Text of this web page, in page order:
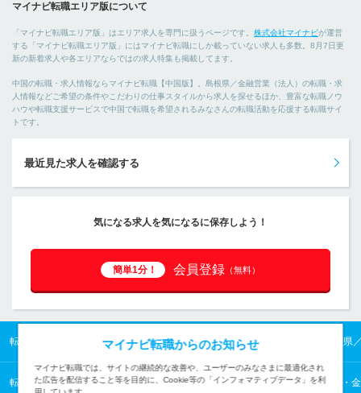
マイナビ転職エリア版について
「マイナビ転職エリア版」はエリア求人を専門に扱うページです。 株式会社マイナビが運営
する「マイナビ転職エリア版」にはマイナビ転職にしか載っていない求人も多数。8月7日更
新の新着求人や各エリアならではの求人特集も掲載してます。
中国の転職・求人情報ならマイナビ転職【中国版】。島根県／金融営業（法人）の転職・求
人情報などご希望の条件やこだわりの仕事スタイルから求人を探せるほか、豊富な転職ノウ
ハウや転職支援サービスで中国で転職を希望されるみなさんの転職活動を応援する転職サイ
トです。
最近見た求人を確認する
気になる求人を気になるに保存しよう！
簡単1分！ 会員登録 （無料）
転職TOP 中国の転職・求人情報TOP 島根県の転職・求人情報TOP 島根県
転職TOP コンサルタント・金融・不動産専門職から探す コンサルタント・
マイナビ転職からのお知らせ
マイナビ転職では、サイトの継続的な改善や、ユーザーのみなさまに最適化され
た広告を配信すること等を目的に、Cookie等の「インフォマティブデータ」を利